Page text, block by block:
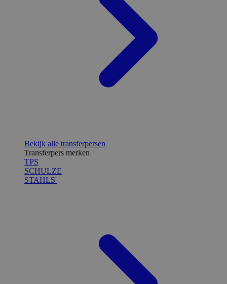
Bekijk alle transferpersen
Transferpers merken
TPS
SCHULZE
STAHLS'